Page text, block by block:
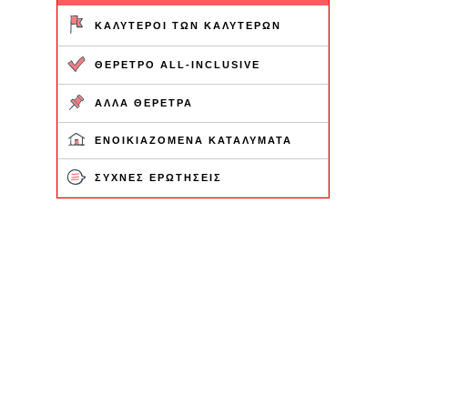
ΚΑΛΎΤΕΡΟΙ ΤΩΝ ΚΑΛΎΤΕΡΩΝ
ΘΈΡΕΤΡΟ ALL-INCLUSIVE
ΆΛΛΑ ΘΈΡΕΤΡΑ
ΕΝΟΙΚΙΑΖΌΜΕΝΑ ΚΑΤΑΛΎΜΑΤΑ
ΣΥΧΝΈΣ ΕΡΩΤΉΣΕΙΣ